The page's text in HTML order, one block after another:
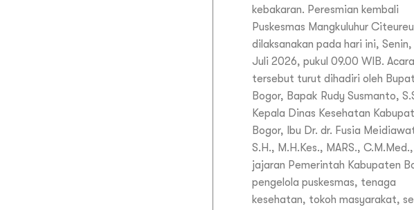
kebakaran. Peresmian kembali
Puskesmas Mangkuluhur
dilaksanakan pada hari ini, Senin,
Juli 2026, pukul 09.00 WIB. Acara
tersebut turut dihadiri oleh
Bogor, Bapak Rudy Susmanto,
Kepala Dinas Kesehatan
Bogor, Ibu Dr. dr. Fusia
S.H., M.H.Kes., MARS., C.M.Med.,
jajaran Pemerintah Kabupaten
pengelola puskesmas, tenaga
kesehatan, tokoh masyarakat,